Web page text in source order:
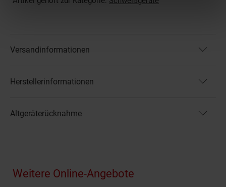
Versandinformationen
Herstellerinformationen
Altgeräterücknahme
Fußzeile
Weitere Online-Angebote